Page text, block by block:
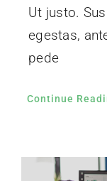
Ut justo.
egestas,
pede
Continue